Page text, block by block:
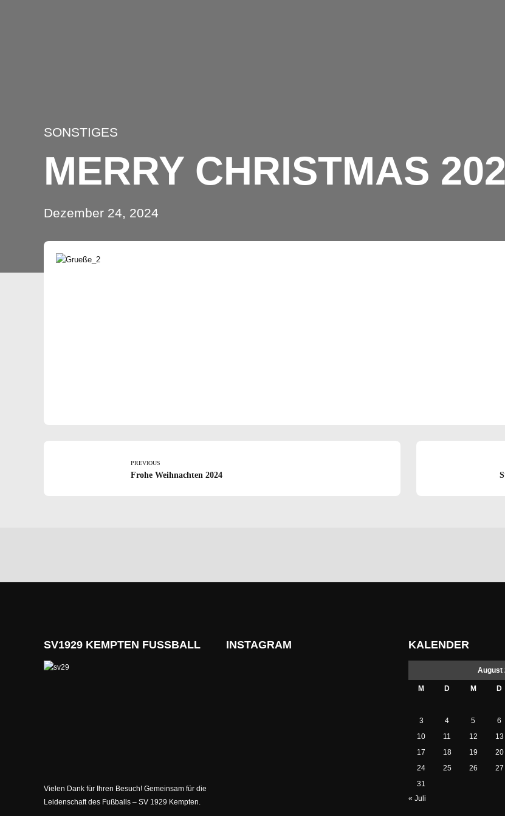
SONSTIGES
MERRY CHRISTMAS
Dezember 24, 2024
PREVIOUS
Frohe Weihnachten 2024
SV1929 KEMPTEN FUSSBALL
Vielen Dank für Ihren Besuch! Gemeinsam für die
Leidenschaft des Fußballs – SV 1929 Kempten.
INSTAGRAM KALENDER
August
M D M D
3
4 5 6
10
11 12 13
17
18 19 20
24
25 26 27
31
« Juli